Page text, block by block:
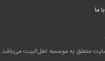
ما
متعلق به موسسه اهل‌البیت می‌باشد.